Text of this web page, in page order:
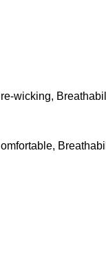
wicking,